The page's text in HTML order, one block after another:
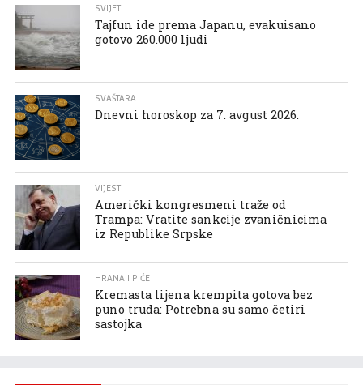
SVIJET
Tajfun ide prema Japanu, evakuisano
gotovo 260.000 ljudi
SVAŠTARA
Dnevni horoskop za 7. avgust 2026.
VIJESTI
Američki kongresmeni traže od
Trampa: Vratite sankcije zvaničnicima
iz Republike Srpske
HRANA I PIĆE
Kremasta lijena krempita gotova bez
puno truda: Potrebna su samo četiri
sastojka